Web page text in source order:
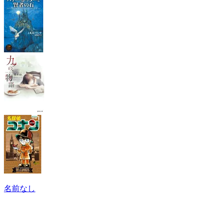
名前なし